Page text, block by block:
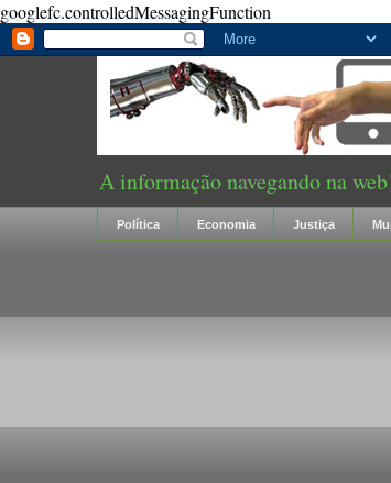
googlefc.controlledMessagingFunction
A informação navegando na
Política Economia Justiça